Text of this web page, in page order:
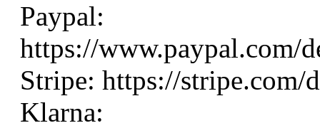
Paypal:
https://www.paypal.com/
Stripe: https://stripe.com/
Klarna: